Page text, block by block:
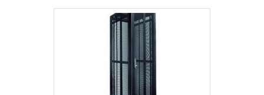
shelter, focando em tecnologia e
desenvolvimento no que gera
resultado ao cliente.Ainda focando na
qualidade em comprar rack servidor,
mais do que visar apenas lucratividade,
deve oferecer produtos e serviços que